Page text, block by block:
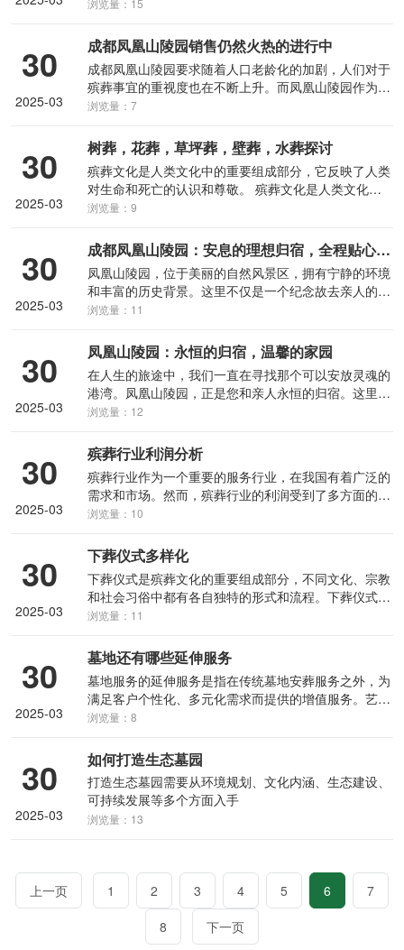
扫新风，特向广大市民朋友发出如下倡议： 一、树牢
安全意识。严格遵守国家森林草原防火命令，不在林
区、墓地、传统坟山等场所焚烧祭品、燃放爆竹，自觉
履行好防火责任和义务。不在小区、绿地、广场等公共
场所焚烧纸钱、抛撒祭品，不在祭祀活动中妨碍和影响
返乡祭祖是中华民族的传统习俗，为文明祭扫新风，特
向广大市民朋友发出如下倡议：
浏览量：15
30
2025-03
成都凤凰山陵园销售仍然火热的进行中
成都凤凰山陵园要求随着人口老龄化的加剧，人们对于
殡葬事宜的重视度也在不断上升。而凤凰山陵园作为成
都知名的殡葬服务机构之一，其要求也备受关注。本论
考。
浏览量：7
30
2025-03
树葬，花葬，草坪葬，壁葬，水葬探讨
殡葬文化是人类文化中的重要组成部分，它反映了人类
对生命和死亡的认识和尊敬。 殡葬文化是人类文化中
的重要组成部分，它反映了人类对生命和死亡的认识和
一个环节，包括将遗体埋葬在地下、水下等地点。但
是，在现代社会，新的葬礼方式也在不断涌现，如树
葬、花葬、草坪葬、壁葬、水葬等。本文将对这些新兴
葬礼方式进行探讨，以期更好地与死亡做出和谐相处。
浏览量：9
30
2025-03
成都凤凰山陵园：安息的理想归宿，全程贴心服务
凤凰山陵园，位于美丽的自然风景区，拥有宁静的环境
和丰富的历史背景。这里不仅是一个纪念故去亲人的场
所，更是一个慰藉心灵的圣地。凤凰山陵园拥有一流的
浏览量：11
30
2025-03
凤凰山陵园：永恒的归宿，温馨的家园
在人生的旅途中，我们一直在寻找那个可以安放灵魂的
港湾。凤凰山陵园，正是您和亲人永恒的归宿。这里环
境优美，绿树成荫，鸟语花香，是您和亲人安息的最佳
浏览量：12
30
2025-03
殡葬行业利润分析
殡葬行业作为一个重要的服务行业，在我国有着广泛的
需求和市场。然而，殡葬行业的利润受到了多方面的限
制和影响，需要通过深入的分析和研究来找到提高殡葬
法等方法对殡葬行业的利润进行了分析，提出了相应的
策略和建议
浏览量：10
30
2025-03
下葬仪式多样化
下葬仪式是殡葬文化的重要组成部分，不同文化、宗教
和社会习俗中都有各自独特的形式和流程。下葬仪式的
形式和流程因文化、宗教和社会习俗的不同而多样化。
都是对逝者的尊重和纪念，以及对生命的敬畏。随着社
会的发展和环保意识的提升，葬礼形式也在不断演变，
更加注重个性化和可持续性。
浏览量：11
30
2025-03
墓地还有哪些延伸服务
墓地服务的延伸服务是指在传统墓地安葬服务之外，为
满足客户个性化、多元化需求而提供的增值服务。艺术
墓定制：根据客户的要求和喜好，设计专属的艺术墓，
浏览量：8
30
2025-03
如何打造生态墓园
打造生态墓园需要从环境规划、文化内涵、生态建设、
可持续发展等多个方面入手
浏览量：13
上一页 1 2 3 4 5 6
7
8
下一页